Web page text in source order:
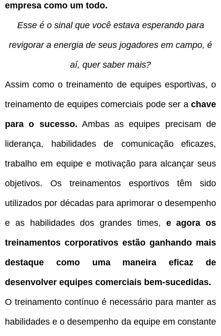
empresa como um todo.
Esse é o sinal que você estava esperando para
revigorar a energia de seus jogadores em campo, é
aí, quer saber mais?
Assim como o treinamento de equipes esportivas, o
treinamento de equipes comerciais pode ser a chave
para o sucesso. Ambas as equipes precisam de
liderança, habilidades de comunicação eficazes,
trabalho em equipe e motivação para alcançar seus
objetivos. Os treinamentos esportivos têm sido
utilizados por décadas para aprimorar o desempenho
e as habilidades dos grandes times, e agora os
treinamentos corporativos estão ganhando mais
destaque como uma maneira eficaz de
desenvolver equipes comerciais bem-sucedidas.
O treinamento contínuo é necessário para manter as
habilidades e o desempenho da equipe em constante